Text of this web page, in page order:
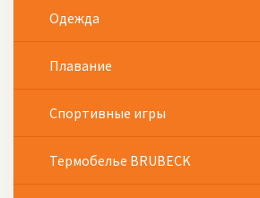
Одежда
Плавание
Спортивные игры
Термобелье BRUBECK